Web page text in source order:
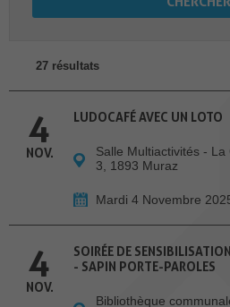
27 résultats
4
NOV.
LUDOCAFÉ AVEC UN LOTO
Salle Multiactivités - La
3, 1893 Muraz
Mardi 4 Novembre
4
NOV.
SOIRÉE DE
- SAPIN PORTE-PAROLES
Bibliothèque